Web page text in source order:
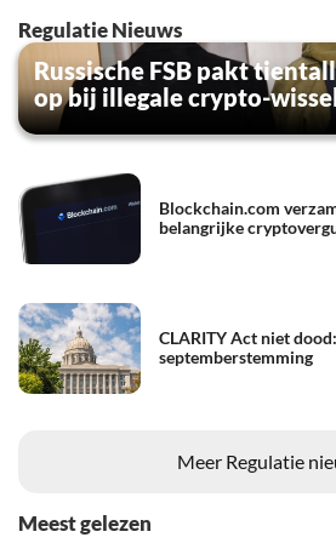
Regulatie Nieuws
Russische FSB pakt
op bij illegale crypto-
Blockchain.com
belangrijke
CLARITY Act niet
septemberstemming
Meer Regulatie
Meest gelezen